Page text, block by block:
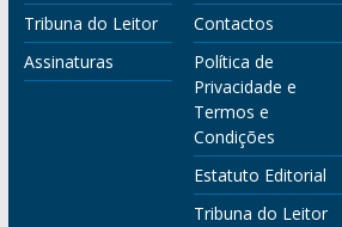
Tribuna do Leitor
Assinaturas
Contactos
Política de
Privacidade e
Termos e
Condições
Estatuto Editorial
Tribuna do Leitor